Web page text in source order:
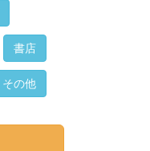
書店
その他